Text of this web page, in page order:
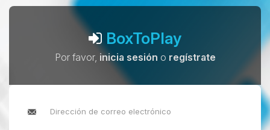
BoxToPlay
Por favor, inicia sesión o regístrate